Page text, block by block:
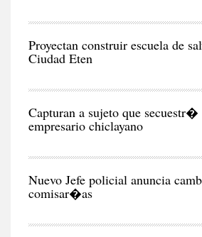
Proyectan construir escuela de
Ciudad Eten
Capturan a sujeto que
empresario chiclayano
Nuevo Jefe policial anuncia
comisar�as